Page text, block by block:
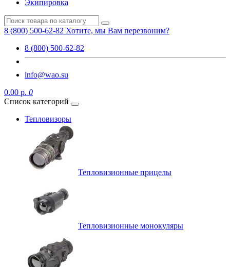
Экипировка
8 (800) 500-62-82 Хотите, мы Вам перезвоним?
8 (800) 500-62-82
info@wao.su
0.00 р. 0
Список категорий
Тепловизоры
Тепловизионные прицелы
Тепловизионные монокуляры